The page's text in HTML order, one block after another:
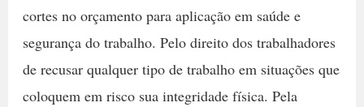
cortes no orçamento para aplicação em saúde e
segurança do trabalho. Pelo direito dos trabalhadores
de recusar qualquer tipo de trabalho em situações que
coloquem em risco sua integridade física. Pela